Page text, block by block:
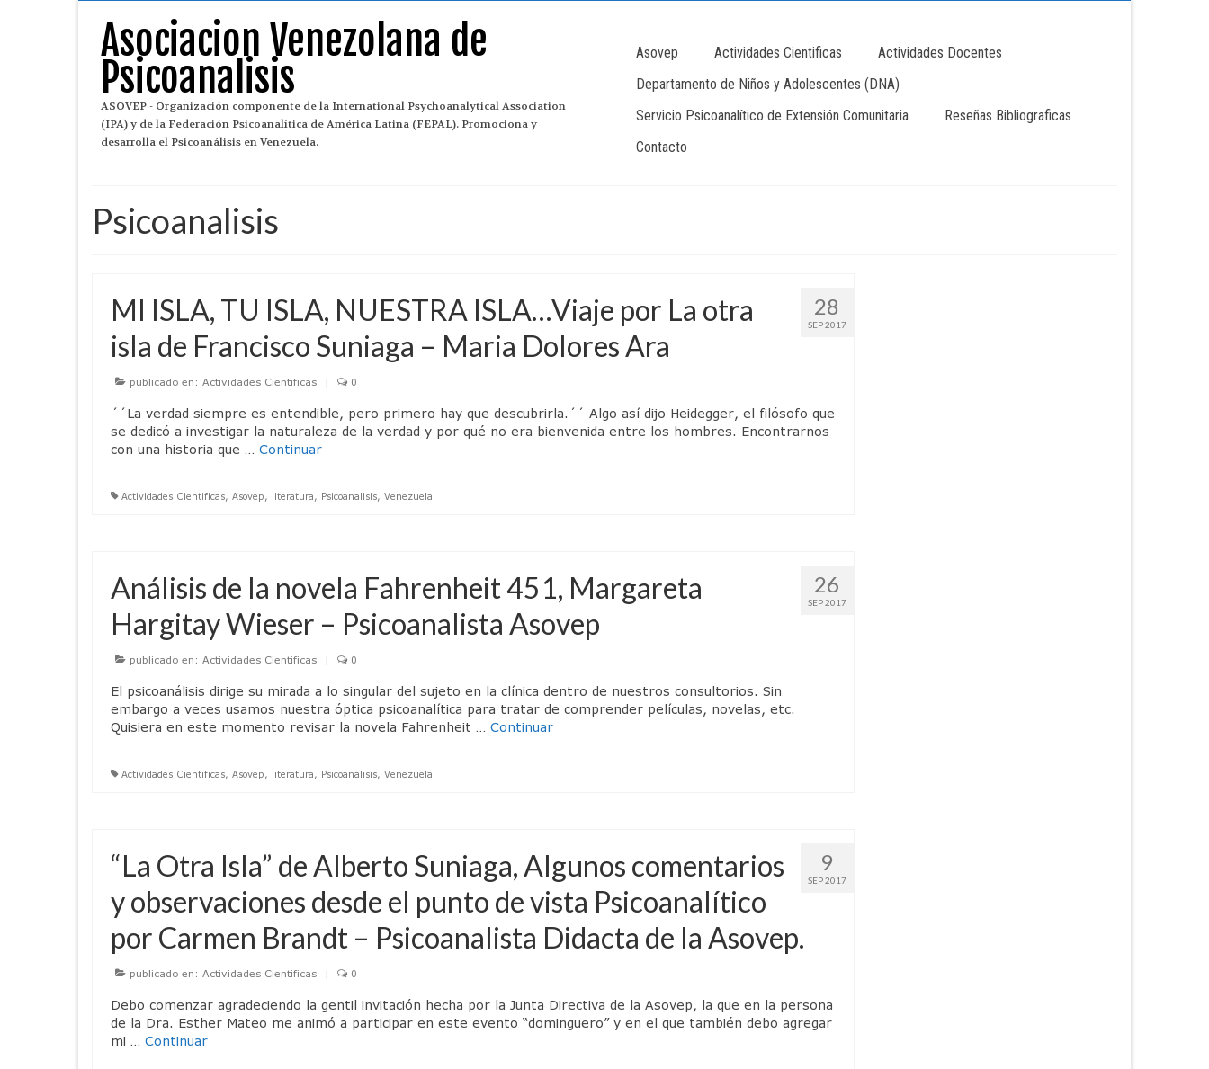
Asociacion Venezolana de
Psicoanalisis
ASOVEP - Organización componente de la International Psychoanalytical Association
(IPA) y de la Federación Psicoanalítica de América Latina (FEPAL). Promociona y
desarrolla el Psicoanálisis en Venezuela.
Asovep Actividades Cientificas
Actividades Docentes
Departamento de Niños y Adolescentes (DNA)
Servicio Psicoanalítico de Extensión Comunitaria
Reseñas Bibliograficas
Contacto
Psicoanalisis
28
SEP 2017
MI ISLA, TU ISLA, NUESTRA ISLA…Viaje por La otra
isla de Francisco Suniaga – Maria Dolores Ara
publicado en: Actividades Cientificas | 0
´´La verdad siempre es entendible, pero primero hay que descubrirla.´´ Algo así dijo Heidegger, el filósofo que
se dedicó a investigar la naturaleza de la verdad y por qué no era bienvenida entre los hombres. Encontrarnos
con una historia que … Continuar
Actividades Cientificas, Asovep, literatura, Psicoanalisis, Venezuela
26
SEP 2017
Análisis de la novela Fahrenheit 451, Margareta
Hargitay Wieser – Psicoanalista Asovep
publicado en: Actividades Cientificas | 0
El psicoanálisis dirige su mirada a lo singular del sujeto en la clínica dentro de nuestros consultorios. Sin
embargo a veces usamos nuestra óptica psicoanalítica para tratar de comprender películas, novelas, etc.
Quisiera en este momento revisar la novela Fahrenheit … Continuar
Actividades Cientificas, Asovep, literatura, Psicoanalisis, Venezuela
9
SEP 2017
“La Otra Isla” de Alberto Suniaga, Algunos comentarios
y observaciones desde el punto de vista Psicoanalítico
por Carmen Brandt – Psicoanalista Didacta de la Asovep.
publicado en: Actividades Cientificas | 0
Debo comenzar agradeciendo la gentil invitación hecha por la Junta Directiva de la Asovep, la que en la persona
de la Dra. Esther Mateo me animó a participar en este evento “dominguero” y en el que también debo agregar
mi … Continuar